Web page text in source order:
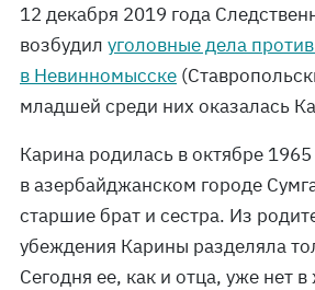
12 декабря 2019 года
возбудил уголовные дела
в Невинномысске
младшей среди них оказалась
Карина родилась в октябре 1965
в азербайджанском городе
старшие брат и сестра. Из
убеждения Карины разделяла
Сегодня ее, как и отца, уже нет